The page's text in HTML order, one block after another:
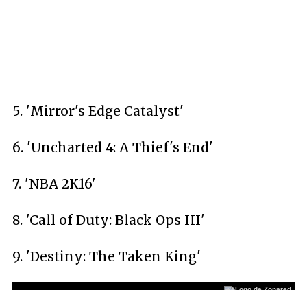
5. 'Mirror's Edge Catalyst'
6. 'Uncharted 4: A Thief's End'
7. 'NBA 2K16'
8. 'Call of Duty: Black Ops III'
9. 'Destiny: The Taken King'